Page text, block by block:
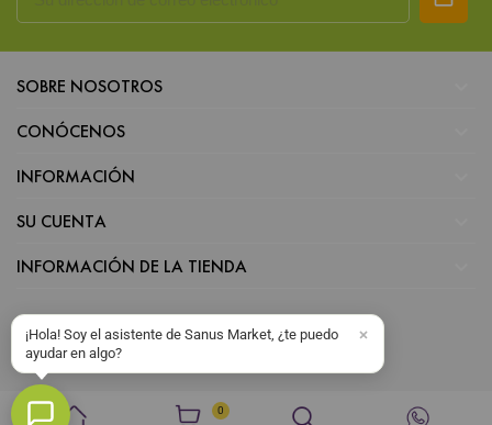
0
SOBRE NOSOTROS
CONÓCENOS
INFORMACIÓN
SU CUENTA
INFORMACIÓN DE LA TIENDA
¡Hola! Soy el asistente de Sanus Market, ¿te puedo
ayudar en algo?